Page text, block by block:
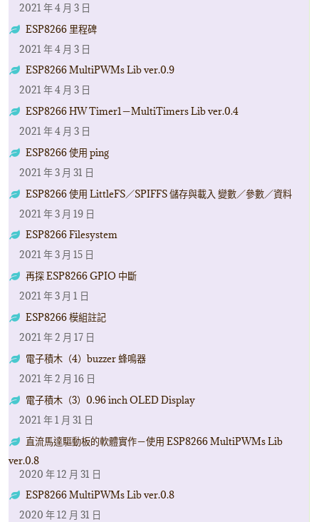
2021 年 4 月 3 日
ESP8266 里程碑
2021 年 4 月 3 日
ESP8266 MultiPWMs Lib ver.0.9
2021 年 4 月 3 日
ESP8266 HW Timer1－MultiTimers Lib ver.0.4
2021 年 4 月 3 日
ESP8266 使用 ping
2021 年 3 月 31 日
ESP8266 使用 LittleFS／SPIFFS 儲存與載入 變數／參數／資料
2021 年 3 月 19 日
ESP8266 Filesystem
2021 年 3 月 15 日
再探 ESP8266 GPIO 中斷
2021 年 3 月 1 日
ESP8266 模組註記
2021 年 2 月 17 日
電子積木（4）buzzer 蜂鳴器
2021 年 2 月 16 日
電子積木（3）0.96 inch OLED Display
2021 年 1 月 31 日
直流馬達驅動板的軟體實作－使用 ESP8266 MultiPWMs Lib
ver.0.8
2020 年 12 月 31 日
ESP8266 MultiPWMs Lib ver.0.8
2020 年 12 月 31 日